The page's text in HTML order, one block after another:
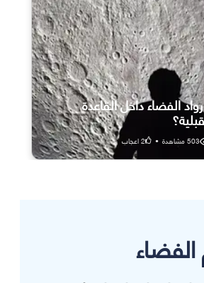
الفضاء داخل القاعدة
503مشاهدة •
2اعجاب